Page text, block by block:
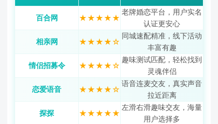
百合网 ★★★★★
老牌婚恋平台，用户实名
认证更安心
相亲网
★★★★☆
同城速配精准，线下活动
丰富有趣
情侣招募令
★★★★☆
趣味测试匹配，轻松找到
灵魂伴侣
恋爱语音
★★★★☆
语音连麦交友，真实声音
拉近距离
探探
★★★★★
左滑右滑趣味交友，海量
用户选择多